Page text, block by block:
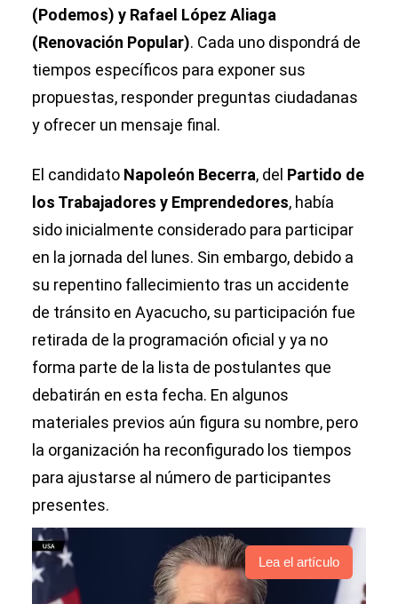
(Podemos) y Rafael López Aliaga
(Renovación Popular). Cada uno dispondrá de
tiempos específicos para exponer sus
propuestas, responder preguntas ciudadanas
y ofrecer un mensaje final.
El candidato Napoleón Becerra, del Partido de
los Trabajadores y Emprendedores, había
sido inicialmente considerado para participar
en la jornada del lunes. Sin embargo, debido a
su repentino fallecimiento tras un accidente
de tránsito en Ayacucho, su participación fue
retirada de la programación oficial y ya no
forma parte de la lista de postulantes que
debatirán en esta fecha. En algunos
materiales previos aún figura su nombre, pero
la organización ha reconfigurado los tiempos
para ajustarse al número de participantes
presentes.
Lea el artículo